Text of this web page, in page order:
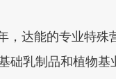
，达能的专业特
础乳制品和植物